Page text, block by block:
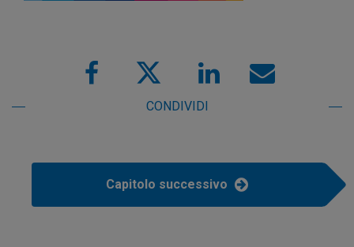
CONDIVIDI
Capitolo successivo